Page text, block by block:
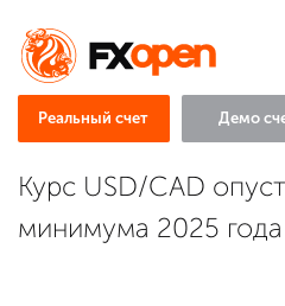
Реальный счет Демо
Курс USD/CAD
минимума 2025 года